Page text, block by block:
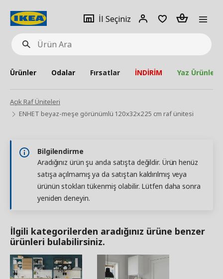
Ürün
Ara
İl Seçiniz
Giriş
Adet
Ürünler Odalar Fırsatlar İNDİRİM Yaz Ürünleri
Açık Raf Üniteleri
ENHET beyaz-meşe görünümlü 120x32x225 cm raf ünitesi
Bilgilendirme
Aradığınız ürün şu anda satışta değildir. Ürün henüz
satışa açılmamış ya da satıştan kaldırılmış veya
ürünün stokları tükenmiş olabilir. Lütfen daha sonra
yeniden deneyin.
İlgili kategorilerden aradığınız ürüne benzer
ürünleri bulabilirsiniz.